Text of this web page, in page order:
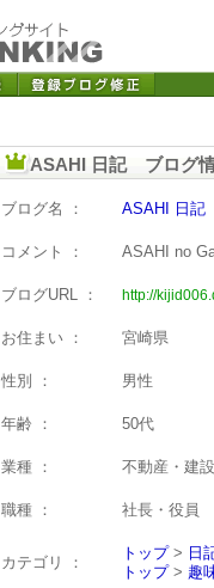
ASAHI 日記 ブログ
ブログ名 ： ASAHI 日記
コメント ： ASAHI no
ブログURL ： http://
お住まい ： 宮崎県
性別 ： 男性
年齢 ： 50代
業種 ： 不動産・建設
職種 ： 社長・役員
カテゴリ ：
トップ> 日
トップ> 趣